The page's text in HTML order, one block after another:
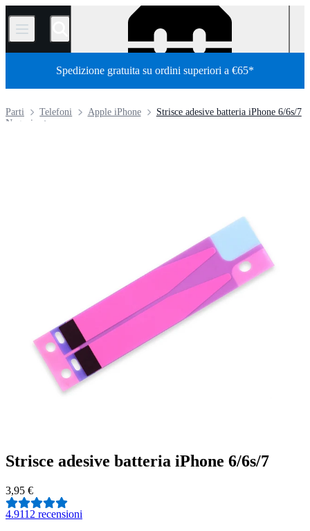
/
Spedizione gratuita su ordini superiori a €65*
Strisce adesive batteria iPhone 6/6s/7
Apple iPhone
Telefoni
Parti
Negozio
Strisce adesive batteria iPhone 6/6s/7
3,95 €
4.9112 recensioni